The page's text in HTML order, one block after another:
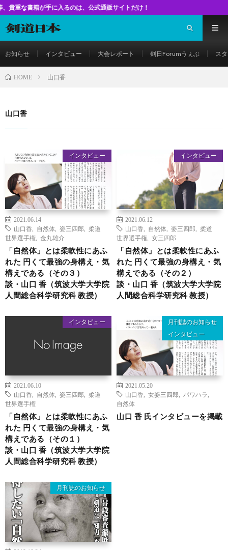
手に入るのは、公式通販サイトだけ！
お知らせ インタビュー 大会レポート 剣日Forumうぇぶ ス
HOME 山口香
山口香
インタビュー
2021.06.14
山口香
自然体 姿三四郎
柔道
世界選手権
金丸雄介
「自然体」とは柔軟性にあふ
れた 円くて最強の身構え・気
構えである（その３）
談・山口 香（筑波大学大学院
人間総合科学研究科 教授）
インタビュー
2021.06.12
山口香
自然体 姿三四郎
柔道
世界選手権
女三四郎
「自然体」とは柔軟性にあふ
れた 円くて最強の身構え・気
構えである（その２）
談・山口 香（筑波大学大学院
人間総合科学研究科 教授）
インタビュー
2021.06.10
山口香
自然体 姿三四郎
柔道
世界選手権
「自然体」とは柔軟性にあふ
れた 円くて最強の身構え・気
構えである（その１）
談・山口 香（筑波大学大学院
人間総合科学研究科 教授）
月刊誌のお知らせ
インタビュー
2021.05.20
山口香
女姿三四郎 パワハラ
自然体
山口 香 氏インタビューを掲載
月刊誌のお知らせ